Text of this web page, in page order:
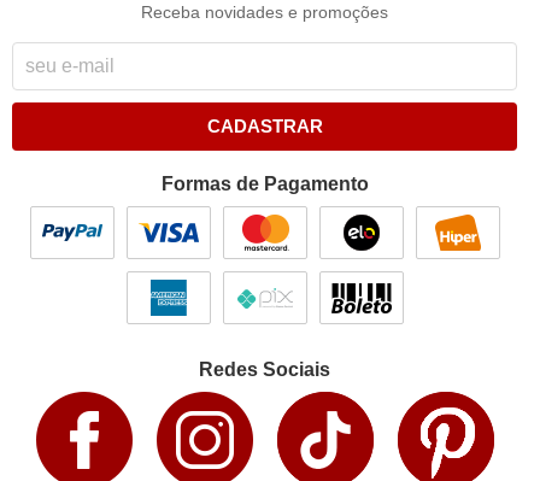
Receba novidades e promoções
CADASTRAR
Formas de Pagamento
Redes Sociais